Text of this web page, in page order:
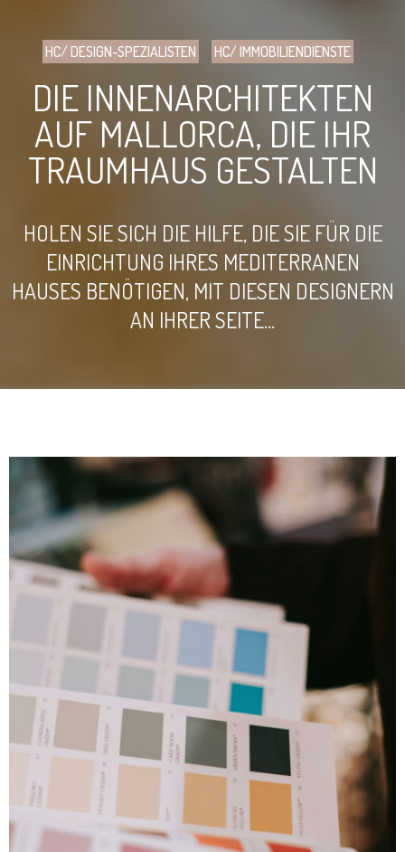
HC/ DESIGN-SPEZIALISTEN HC/ IMMOBILIENDIENSTE
DIE INNENARCHITEKTEN
AUF MALLORCA, DIE IHR
TRAUMHAUS GESTALTEN
HOLEN SIE SICH DIE HILFE, DIE SIE FÜR DIE
EINRICHTUNG IHRES MEDITERRANEN
HAUSES BENÖTIGEN, MIT DIESEN DESIGNERN
AN IHRER SEITE...